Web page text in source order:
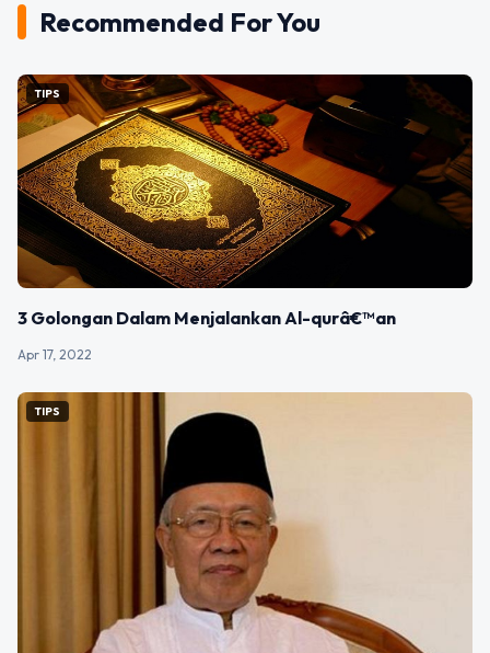
Recommended For You
TIPS
3 Golongan Dalam Menjalankan Al-qurâ€™an
Apr 17, 2022
TIPS